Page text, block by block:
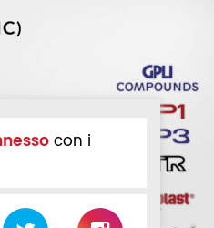
con i